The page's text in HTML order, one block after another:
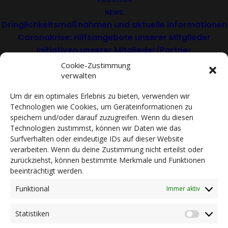
Cookie-Zustimmung
verwalten
Um dir ein optimales Erlebnis zu bieten, verwenden wir
Technologien wie Cookies, um Geräteinformationen zu
speichern und/oder darauf zuzugreifen. Wenn du diesen
Technologien zustimmst, können wir Daten wie das
Surfverhalten oder eindeutige IDs auf dieser Website
verarbeiten. Wenn du deine Zustimmung nicht erteilst oder
zurückziehst, können bestimmte Merkmale und Funktionen
beeinträchtigt werden.
Funktional
Immer aktiv
Statistiken
NEWS
Dringlichkeitsmaßnahmen und aktuelle Informationen
Coronakrise: Hilfsangebote unserer Mitglieder
Initiativen unserer Mitglieder/Partner
Pressespiegel
Newsarchiv
DEUTSCH
ITALIANO
Satzungsanpassungen
für EO, VFG und ONLUS
_____ 24. April 2019
Im Rahmen der Reform des Dritten Sektors bieten
wir den oben genannten Organisationen eine
kostenlose Beratung und begleiten sie bei der
Satzungsanpassung. Aufgrund der
bevorstehenden Fälligkeit hat dieses Angebot
Priorität. Um einen Beratungstermin
vorzumerken, ersuchen wir Sie, den Vordruck
herunterzuladen und per E-Mail an
info@dze-